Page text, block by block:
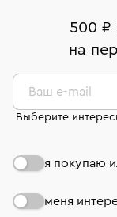
комиссионных
странице
филиала - 1
номер
На особо
500 ₽
на
Ваш e-mail
Выберите
я покупаю
меня